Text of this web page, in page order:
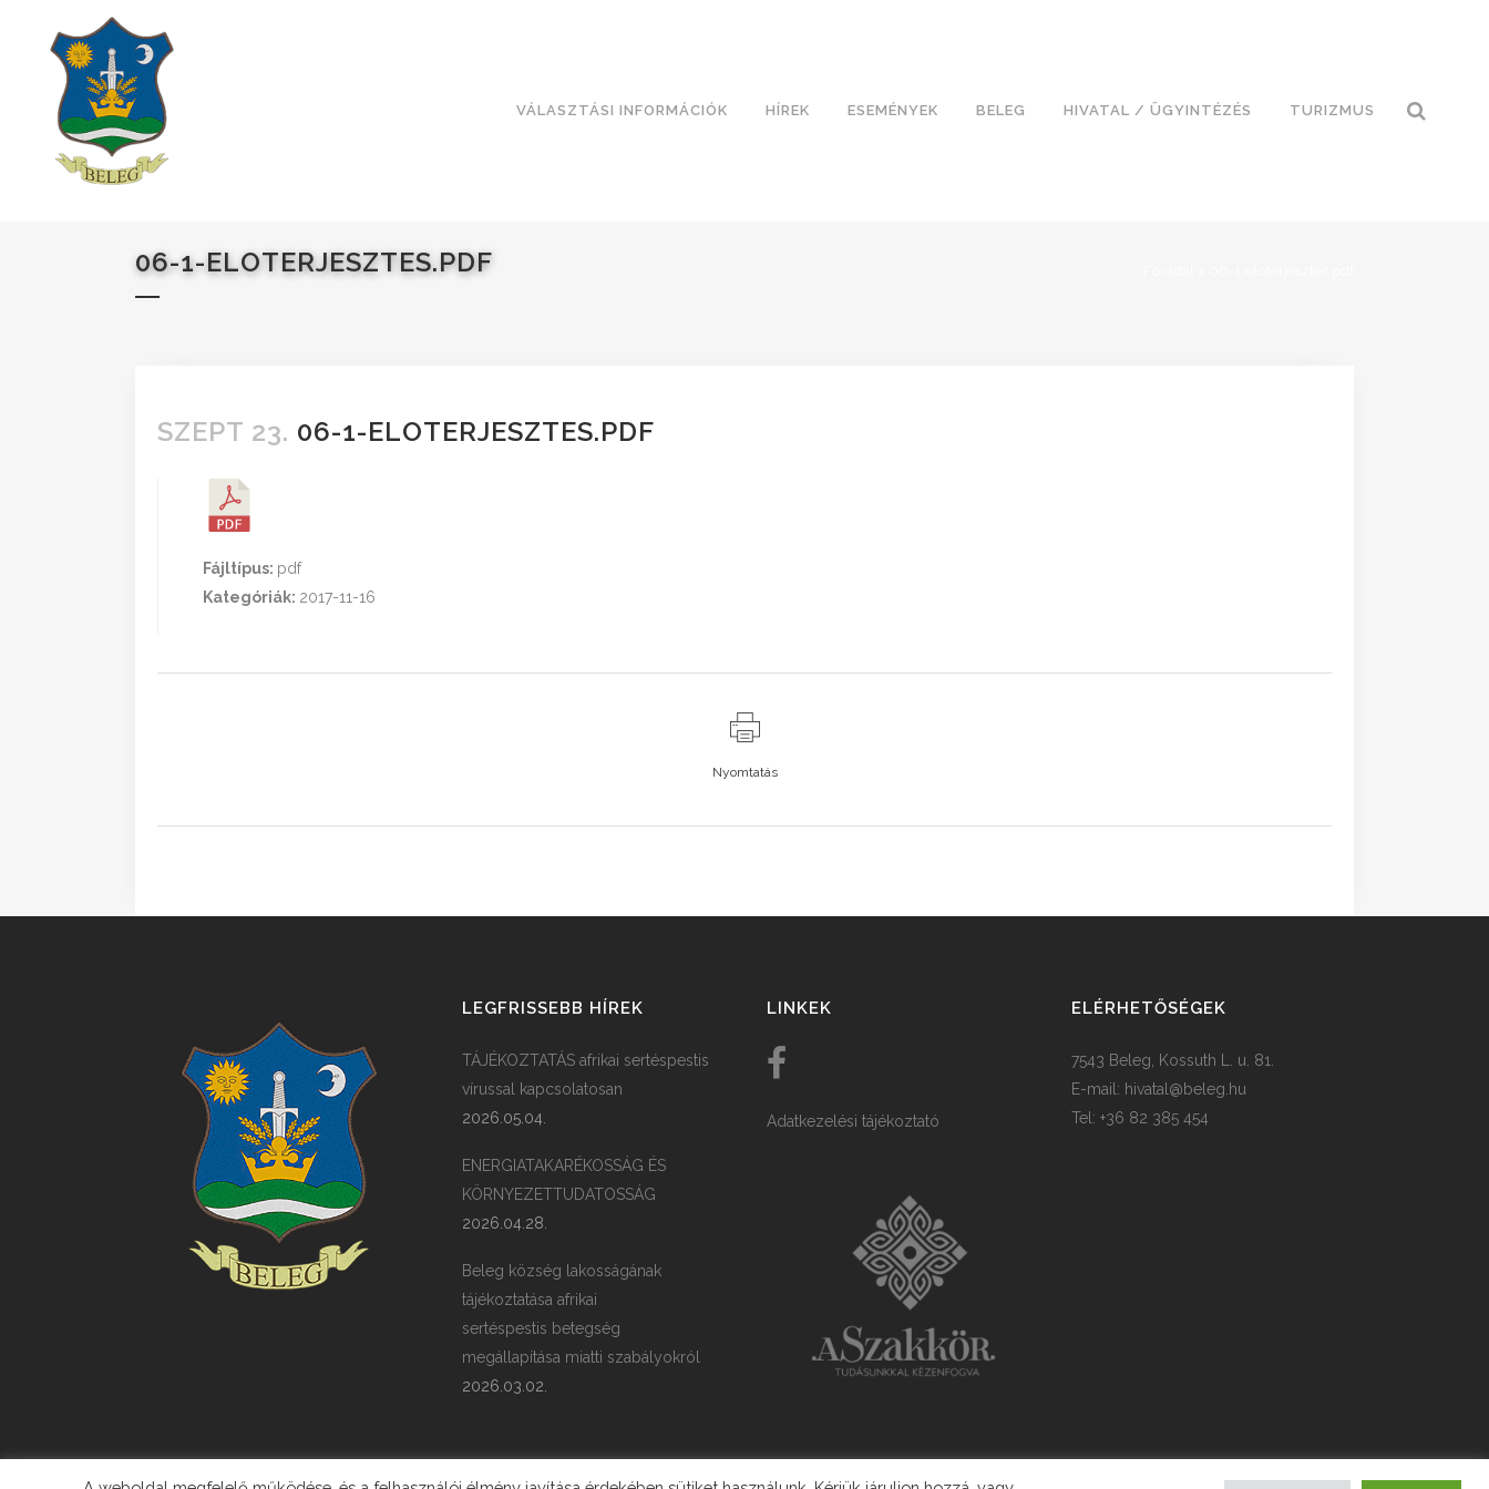
VÁLASZTÁSI INFORMÁCIÓK HÍREK ESEMÉNYEK BELEG HIVATAL / ÜGYINTÉZÉS TURIZMUS
06-1-ELOTERJESZTES.PDF
SZEPT 23. 06-1-ELOTERJESZTES.PDF
Fájltípus: pdf
Kategóriák: 2017-11-16
Nyomtatás
LEGFRISSEBB HÍREK
TÁJÉKOZTATÁS afrikai sertéspestis
vírussal kapcsolatosan
2026.05.04.
ENERGIATAKARÉKOSSÁG ÉS
KÖRNYEZETTUDATOSSÁG
2026.04.28.
Beleg község lakosságának
tájékoztatása afrikai
sertéspestis betegség
megállapítása miatti szabályokról
2026.03.02.
LINKEK
Adatkezelési tájékoztató
ELÉRHETŐSÉGEK
7543 Beleg, Kossuth L. u. 81.
E-mail: hivatal@beleg.hu
Tel: +36 82 385 454